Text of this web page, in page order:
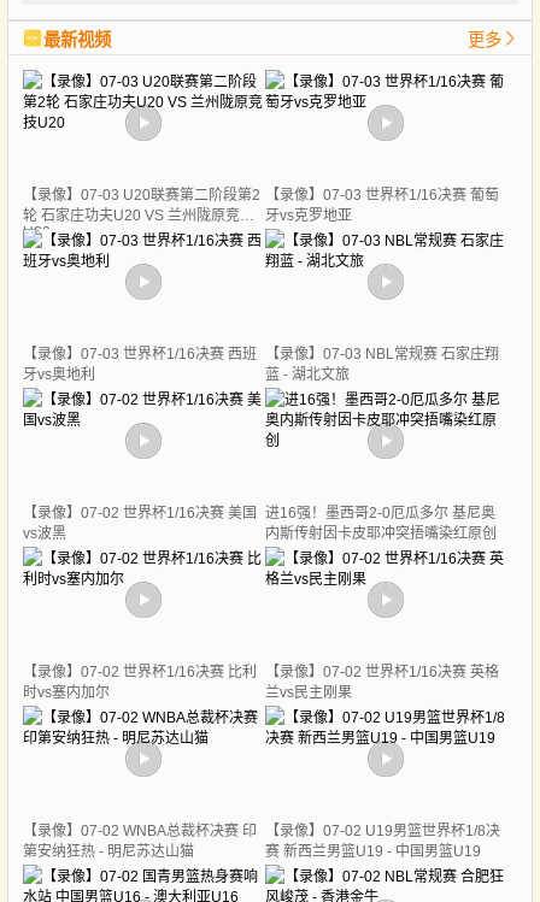
最新视频 更多
【录像】07-03 U20联赛第二阶段第2
轮 石家庄功夫U20 VS 兰州陇原竞技
U20
【录像】07-03 世界杯1/16决赛 葡萄
牙vs克罗地亚
【录像】07-03 世界杯1/16决赛 西班
牙vs奥地利
【录像】07-03 NBL常规赛 石家庄翔
蓝 - 湖北文旅
【录像】07-02 世界杯1/16决赛 美国
vs波黑
进16强！墨西哥2-0厄瓜多尔 基尼奥
内斯传射因卡皮耶冲突捂嘴染红原创
【录像】07-02 世界杯1/16决赛 比利
时vs塞内加尔
【录像】07-02 世界杯1/16决赛 英格
兰vs民主刚果
【录像】07-02 WNBA总裁杯决赛 印
第安纳狂热 - 明尼苏达山猫
【录像】07-02 U19男篮世界杯1/8决
赛 新西兰男篮U19 - 中国男篮U19